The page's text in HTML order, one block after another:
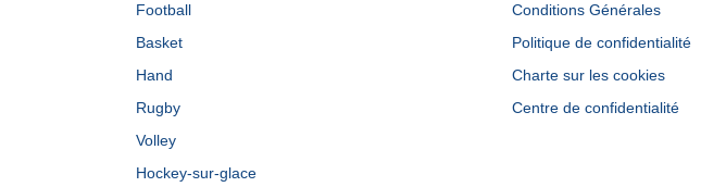
Football
Basket
Hand
Rugby
Volley
Hockey-sur-glace
Conditions Générales
Politique de confidentialité
Charte sur les cookies
Centre de confidentialité